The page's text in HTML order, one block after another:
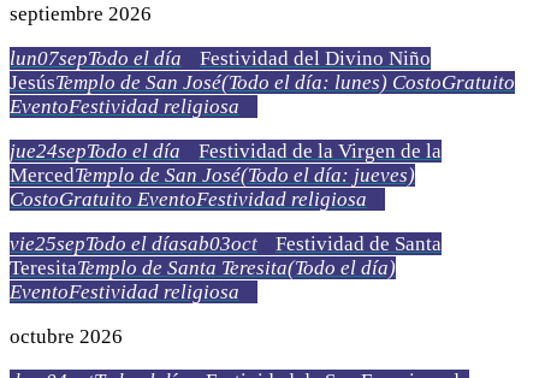
septiembre 2026
lun07sepTodo el día
Festividad del Divino Niño
JesúsTemplo de San José(Todo el día: lunes) CostoGratuito
EventoFestividad religiosa
jue24sepTodo el día
Festividad de la Virgen de la
MercedTemplo de San José(Todo el día: jueves)
CostoGratuito EventoFestividad religiosa
vie25sepTodo el díasab03oct
Festividad de Santa
TeresitaTemplo de Santa Teresita(Todo el día)
EventoFestividad religiosa
octubre 2026